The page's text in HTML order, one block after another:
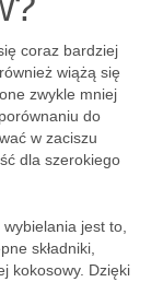
coraz bardziej
wiążą się
zwykle mniej
do
w zaciszu
dla szerokiego
jest to,
składniki,
kokosowy. Dzięki